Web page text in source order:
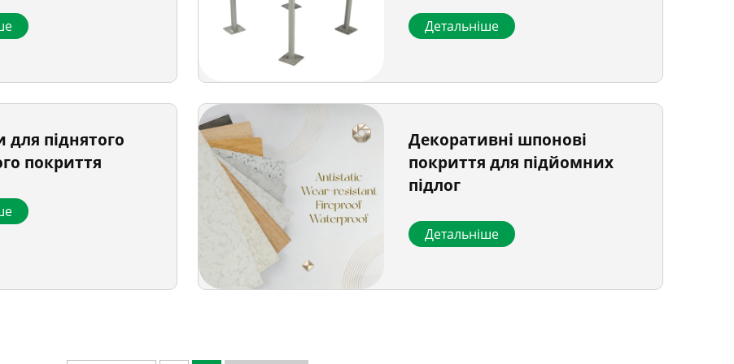
Детальніше
для піднятого
покриття
Декоративні шпонові
покриття для підйомних
підлог
Детальніше